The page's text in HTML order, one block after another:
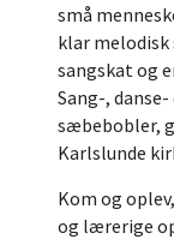
små
klar melodisk
sangskat og
Sang-,
sæbebobler,
Karlslunde
Kom og
og lærerige